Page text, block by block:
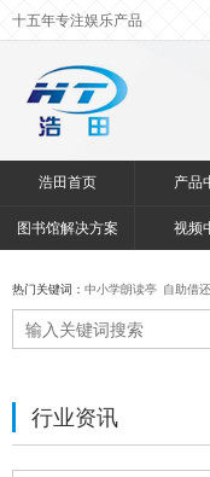
十五年专注娱乐产品
浩田首页 产品
图书馆解决方案 视频
热门关键词： 中小学朗读亭 自助借
行业资讯